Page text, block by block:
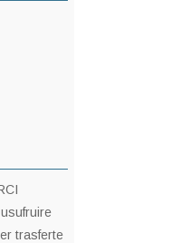
trasferte